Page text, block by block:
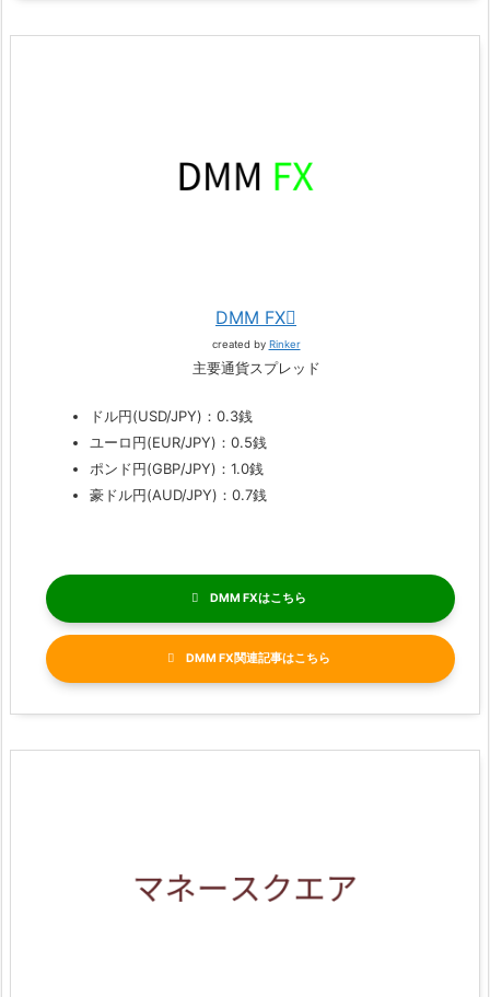
DMM FX
created by Rinker
主要通貨スプレッド
ドル円(USD/JPY)：0.3銭
ユーロ円(EUR/JPY)：0.5銭
ポンド円(GBP/JPY)：1.0銭
豪ドル円(AUD/JPY)：0.7銭
DMM FX
DMM FX関連記事